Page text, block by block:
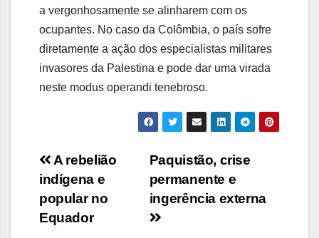
a vergonhosamente se alinharem com os
ocupantes. No caso da Colômbia, o país sofre
diretamente a ação dos especialistas militares
invasores da Palestina e pode dar uma virada
neste modus operandi tenebroso.
Navegação
de
Post
Paquistão, crise
permanente e
ingerência externa
A rebelião
indígena e
popular no
Equador